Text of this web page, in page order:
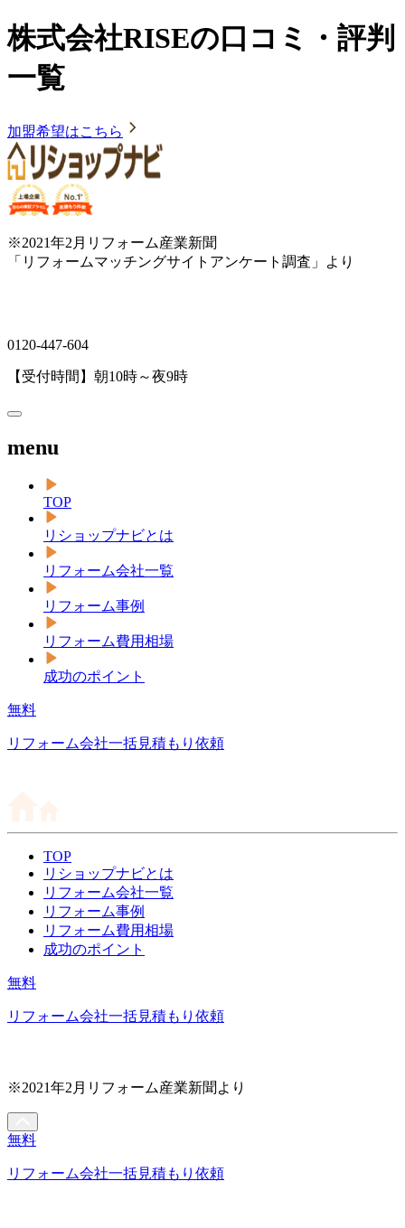
株式会社RISEの口コミ・評判
一覧
加盟希望はこちら
※2021年2月リフォーム産業新聞
「リフォームマッチングサイトアンケート調査」より
0120-447-604
【受付時間】朝10時～夜9時
menu
TOP
リショップナビとは
リフォーム会社一覧
リフォーム事例
リフォーム費用相場
成功のポイント
無料
リフォーム会社一括見積もり依頼
TOP
リショップナビとは
リフォーム会社一覧
リフォーム事例
リフォーム費用相場
成功のポイント
無料
リフォーム会社一括見積もり依頼
※2021年2月リフォーム産業新聞より
無料
リフォーム会社一括見積もり依頼